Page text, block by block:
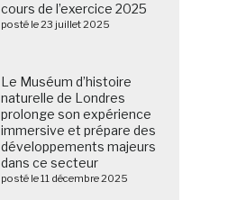
cours de l’exercice 2025
posté le 23 juillet 2025
Le Muséum d’histoire
naturelle de Londres
prolonge son expérience
immersive et prépare des
développements majeurs
dans ce secteur
posté le 11 décembre 2025